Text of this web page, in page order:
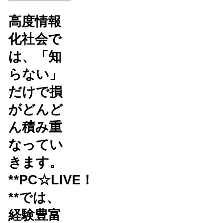
高度情報
化社会で
は、「知
らない」
だけで損
がどんど
ん積み重
なってい
きます。
**PC☆LIVE！
**では、
経験豊富